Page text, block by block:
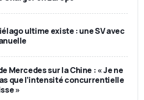
ultime existe : une SV avec
Mercedes sur la Chine : « Je ne
que l’intensité concurrentielle
»